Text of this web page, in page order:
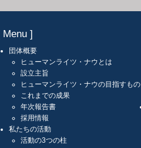
Menu ]
団体概要
ヒューマンライツ・ナウとは
設立主旨
ヒューマンライツ・ナウの目指すもの
これまでの成果
年次報告書
採用情報
私たちの活動
活動の3つの柱